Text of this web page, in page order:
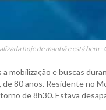
hoje de manhã e está bem
mobilização e buscas
de 80 anos. Residente no
de 8h30. Estava